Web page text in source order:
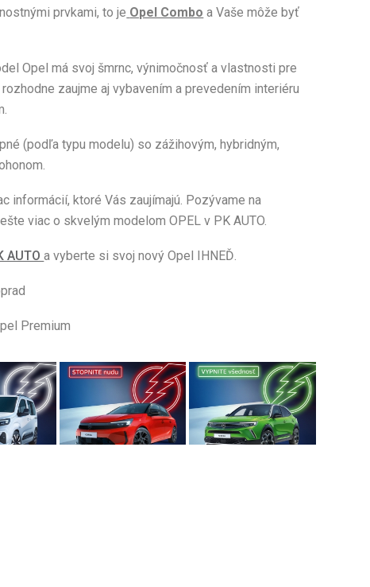
prvkami, to je Opel Combo a Vaše môže byť
Opel má svoj šmrnc, výnimočnosť a vlastnosti pre
zaujme aj vybavením a prevedením interiéru
(podľa typu modelu) so zážihovým, hybridným,
informácií, ktoré Vás zaujímajú. Pozývame na
viac o skvelým modelom OPEL v PK AUTO.
AUTOa vyberte si svoj nový Opel IHNEĎ.
Premium